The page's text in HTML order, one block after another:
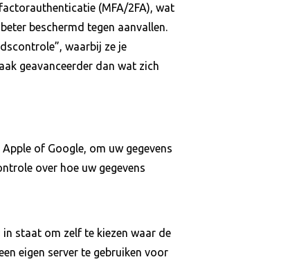
(MFA/2FA), wat
beschermd tegen aanvallen.
waarbij ze je
geavanceerder dan wat zich
of Google, om uw gegevens
over hoe uw gegevens
in staat om zelf te kiezen waar de
eigen server te gebruiken voor